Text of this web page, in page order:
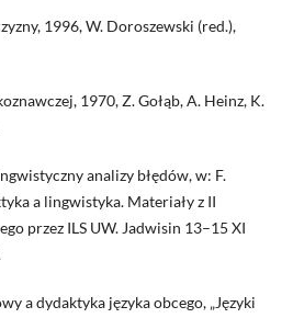
1996, W. Doroszewski (red.),
1970, Z. Gołąb, A. Heinz, K.
analizy błędów, w: F.
a lingwistyka. Materiały z II
przez ILS UW. Jadwisin 13–15 XI
a dydaktyka języka obcego, „Języki